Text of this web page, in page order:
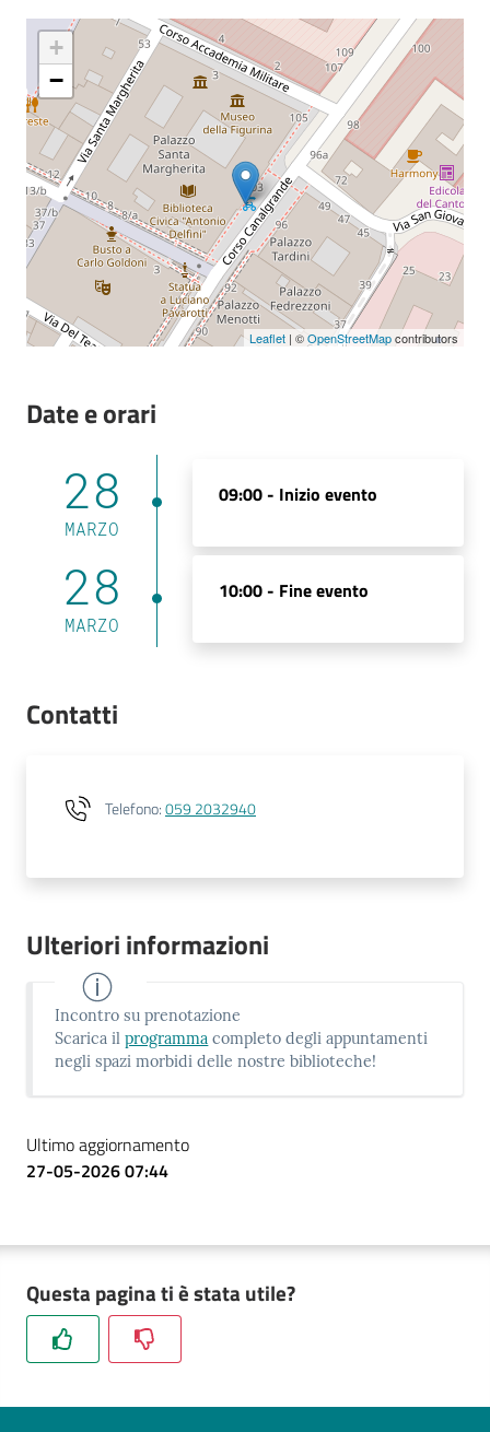
Seguici
+
−
Leaflet | ©OpenStreetMapcontributors
Date e orari
28
MARZO
09:00 - Inizio evento
28
MARZO
10:00 - Fine evento
Contatti
Telefono:059 2032940
Ulteriori informazioni
Incontro su prenotazione
Scarica ilprogramma completo degli appuntamenti
negli spazi morbidi delle nostre biblioteche!
Ultimo aggiornamento
27-05-2026 07:44
Questa pagina ti è stata utile?